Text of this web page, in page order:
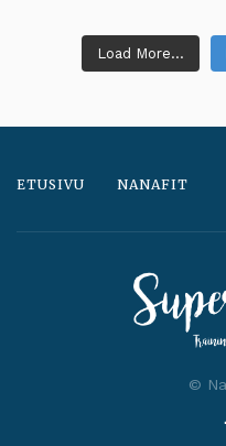
Load More...
ETUSIVU NANAFIT
©